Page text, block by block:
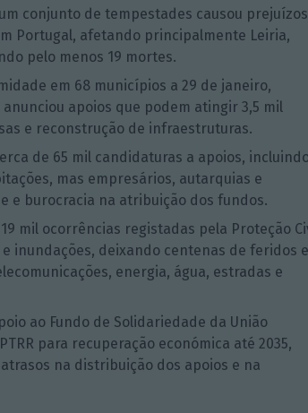
conjunto de tempestades causou prejuízos
Portugal, afetando principalmente Leiria,
pelo menos 19 mortes.
em 68 municípios a 29 de janeiro,
apoios que podem atingir 3,5 mil
e reconstrução de infraestruturas.
de 65 mil candidaturas a apoios,
mas empresários, autarquias e
e burocracia na atribuição dos fundos.
mil ocorrências registadas pela Proteção
inundações, deixando centenas de feridos e
energia, água, estradas e
ao Fundo de Solidariedade da União
para recuperação económica até 2035,
na distribuição dos apoios e na